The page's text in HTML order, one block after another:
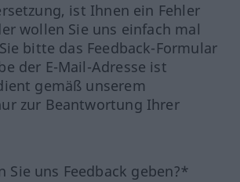
ist Ihnen ein Fehler
wollen Sie uns einfach mal
bitte das Feedback-Formular
der E-Mail-Adresse ist
gemäß unserem
zur Beantwortung Ihrer
Sie uns Feedback geben?*